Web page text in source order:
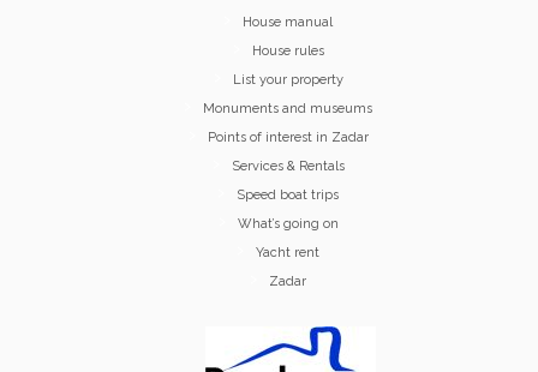
House manual
House rules
List your property
Monuments and museums
Points of interest in Zadar
Services & Rentals
Speed boat trips
What’s going on
Yacht rent
Zadar